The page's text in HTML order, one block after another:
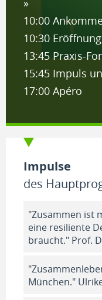
»
10:00
10:30
13:45 Praxis-
15:45 Impuls
17:00 Apéro
Impulse
des
"Zusammen ist
eine resiliente
braucht." Prof.
München."